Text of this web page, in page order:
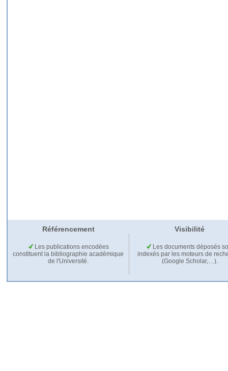
Référencement Visibilité
Les publications encodées
constituent la bibliographie académique
de l'Université.
Les documents déposés
indexés par les moteurs de
(Google Scholar,…).